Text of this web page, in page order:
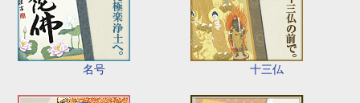
名号 十三仏